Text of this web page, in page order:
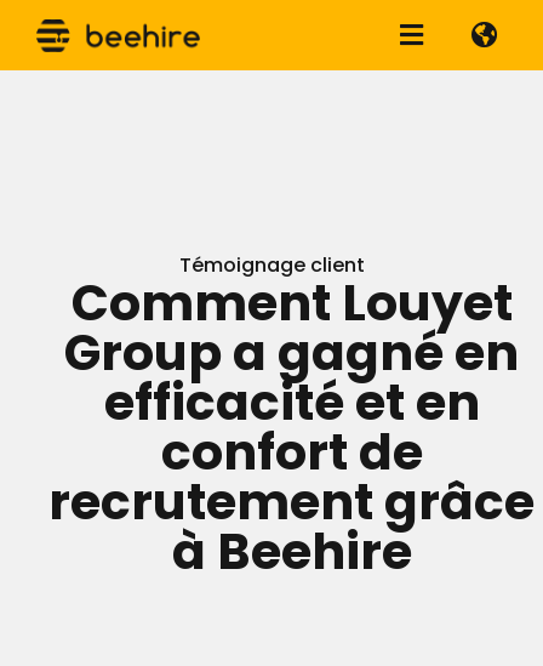
Témoignage client
Comment Louyet
Group a gagné en
efficacité et en
confort de
recrutement grâce
à Beehire